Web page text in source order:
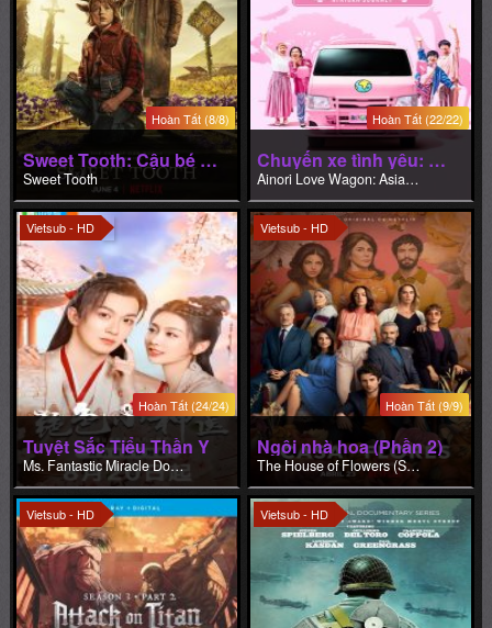
Sweet Tooth: Cậu bé gạc nai
Sweet Tooth
Chuyến xe tình yêu: Du ngoạn châu Á (Phần 2)
Ainori Love Wagon: Asian Journey (Season 2)
Vietsub - HD
Hoàn Tất (24/24)
Tuyệt Sắc Tiểu Thần Y
Ms. Fantastic Miracle Doctor
Vietsub - HD
Hoàn Tất (9/9)
Ngôi nhà hoa (Phần 2)
The House of Flowers (Season 2)
Vietsub - HD
Hoàn Tất (12/12)
Đại chiến Titan (Phần 3)
Attack on Titan (Season 3)
Vietsub - HD
Hoàn Tất (3/3)
Bộ ngũ trở về
Five Came Back